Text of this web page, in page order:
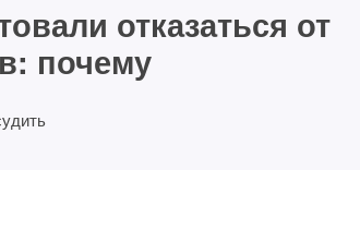
отказаться от
почему